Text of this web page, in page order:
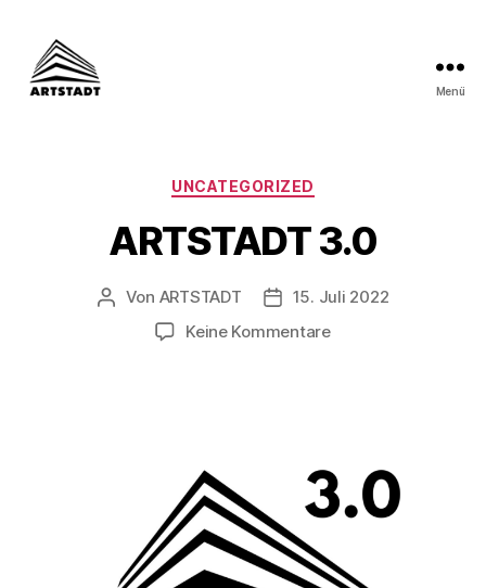
Menü
Kategorien
UNCATEGORIZED
ARTSTADT 3.0
Beitragsautor
Von ARTSTADT Beitragsdatum
15. Juli 2022
Keine Kommentarezu